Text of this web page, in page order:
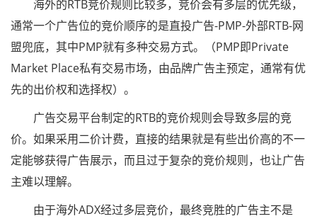
海外的RTB竞价规则比较多，竞价会有多层的优先级，
通常一个广告位的竞价顺序的是直投广告-PMP-外部RTB-网
盟兜底，其中PMP就有多种交易方式。（PMP即Private
Market Place私有交易市场，由品牌广告主预定，通常有优
先的出价权和选择权）。
广告交易平台制定的RTB的竞价规则会导致多层的竞
价。如果采用二价计费，直接的结果就是有些出价高的不一
定能够获得广告展示，而且过于复杂的竞价规则，也让广告
主难以理解。
由于海外ADX经过多层竞价，最终竞胜的广告主不是